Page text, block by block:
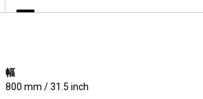
幅
800 mm / 31.5 inch